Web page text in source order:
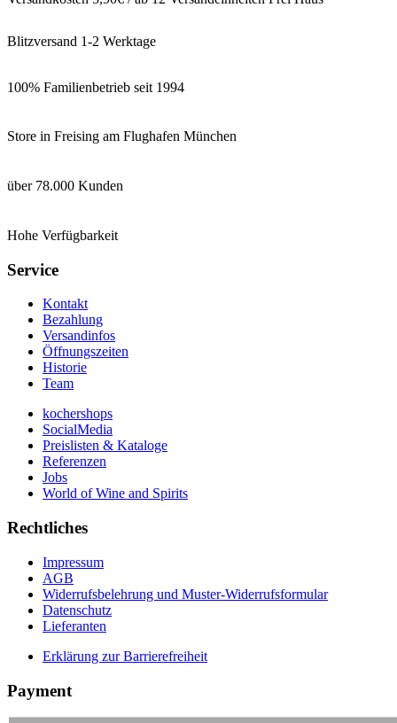
Blitzversand 1-2 Werktage
100% Familienbetrieb seit 1994
Store in Freising am Flughafen München
über 78.000 Kunden
Hohe Verfügbarkeit
Service
Kontakt
Bezahlung
Versandinfos
Öffnungszeiten
Historie
Team
kochershops
SocialMedia
Preislisten & Kataloge
Referenzen
Jobs
World of Wine and Spirits
Rechtliches
Impressum
AGB
Widerrufsbelehrung und Muster-Widerrufsformular
Datenschutz
Lieferanten
Erklärung zur Barrierefreiheit
Payment